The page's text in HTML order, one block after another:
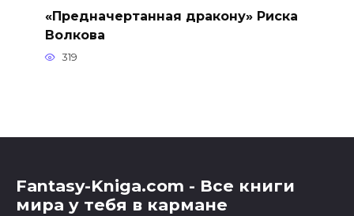
«Предначертанная дракону» Риска
Волкова
319
Fantasy-Kniga.com - Все книги
мира у тебя в кармане